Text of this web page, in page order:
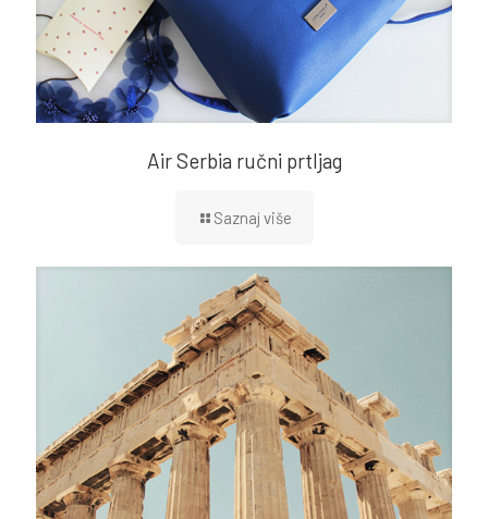
Air Serbia ručni prtljag
Saznaj više